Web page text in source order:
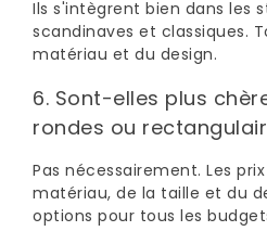
Ils s'intègrent bien dans les
scandinaves et classiques.
matériau et du design.
6. Sont-elles plus
rondes ou
Pas nécessairement. Les
matériau, de la taille et du
options pour tous les